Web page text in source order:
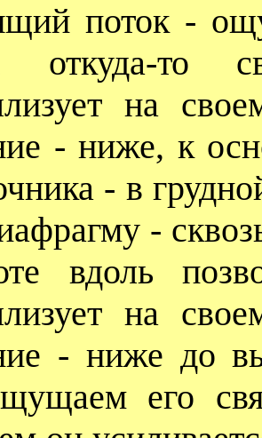
поток -
откуда-то
на
- ниже, к
- в
-
вдоль
на
- ниже до
его